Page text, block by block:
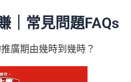
｜常見問題FAQs
廣期由幾時到幾時？